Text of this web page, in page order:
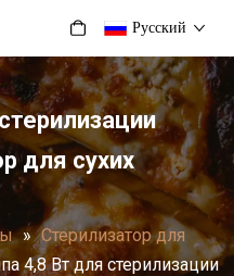
Pусский
для сухих
» Стерилизатор для
4,8 Вт для стерилизации